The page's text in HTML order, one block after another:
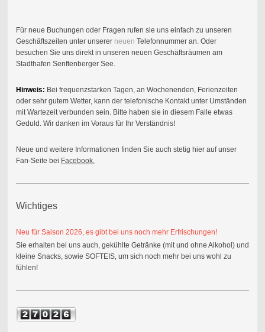
Für neue Buchungen oder Fragen rufen sie uns einfach zu unseren
Geschäftszeiten unter unsererneuen Telefonnummer an. Oder
besuchen Sie uns direkt in unseren neuen Geschäftsräumen am
Stadthafen Senftenberger See.
Hinweis: Bei frequenzstarken Tagen, an Wochenenden, Ferienzeiten
oder sehr gutem Wetter, kann der telefonische Kontakt unter Umständen
mit Wartezeit verbunden sein. Bitte haben sie in diesem Falle etwas
Geduld. Wir danken im Voraus für Ihr Verständnis!
Neue und weitere Informationen finden Sie auch stetig hier auf unser
Fan-Seite bei Facebook.
Wichtiges
Neu für Saison 2026, es gibt bei uns noch mehr Erfrischungen!
Sie erhalten bei uns auch, gekühlte Getränke (mit und ohne Alkohol) und
kleine Snacks, sowie SOFTEIS, um sich noch mehr bei uns wohl zu
fühlen!